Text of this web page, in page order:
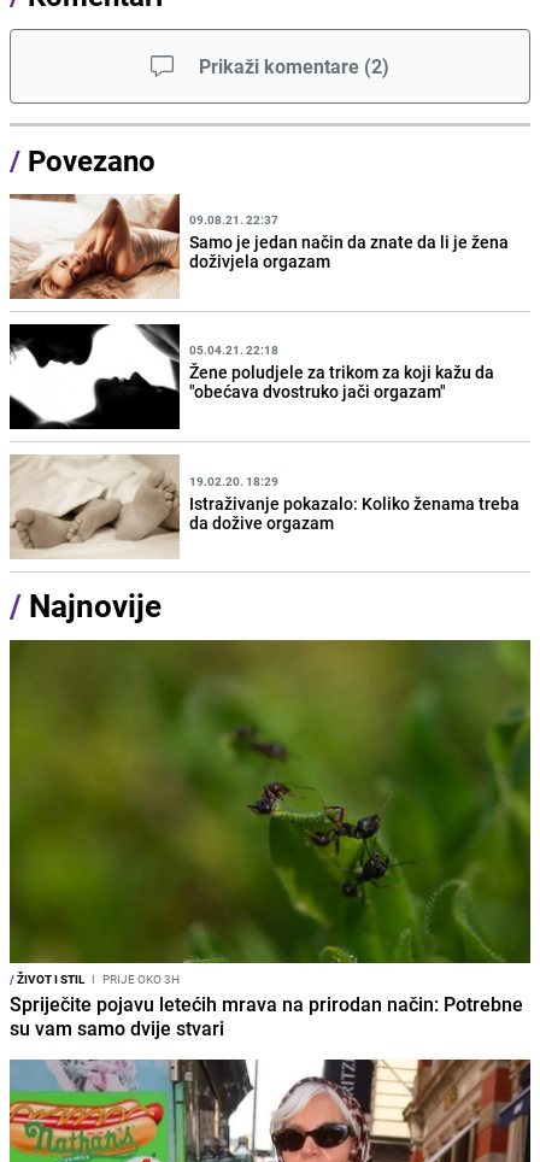
Prikaži komentare (2)
/ Povezano
09.08.21. 22:37
Samo je jedan način da znate da li je žena
doživjela orgazam
05.04.21. 22:18
Žene poludjele za trikom za koji kažu da
"obećava dvostruko jači orgazam"
19.02.20. 18:29
Istraživanje pokazalo: Koliko ženama treba
da dožive orgazam
/ Najnovije
/ŽIVOT I STIL I PRIJE OKO 3H
Spriječite pojavu letećih mrava na prirodan način: Potrebne
su vam samo dvije stvari